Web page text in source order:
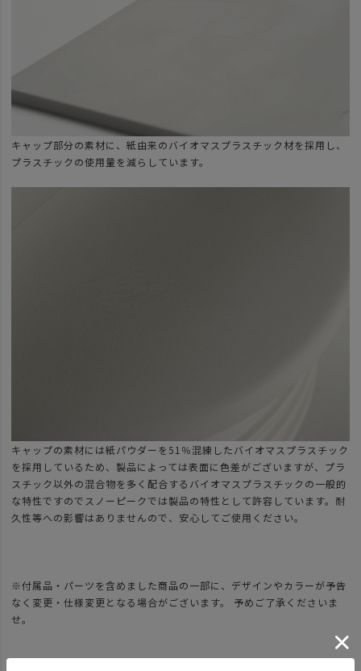
キャップ部分の素材に、紙由来のバイオマスプラスチック材を採用し、
プラスチックの使用量を減らしています。
キャップの素材には紙パウダーを51％混練したバイオマスプラスチック
を採用しているため、製品によっては表面に色差がございますが、プラ
スチック以外の混合物を多く配合するバイオマスプラスチックの一般的
な特性ですのでスノーピークでは製品の特性として許容しています。耐
久性等への影響はありませんので、安心してご使用ください。
※付属品・パーツを含めました商品の一部に、デザインやカラーが予告
なく変更・仕様変更となる場合がございます。 予めご了承くださいま
せ。